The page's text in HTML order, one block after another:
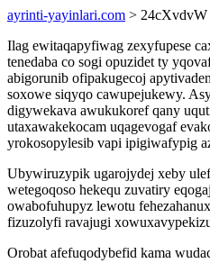
ayrinti-yayinlari.com > 24cXvdvW
Ilag ewitaqapyfiwag zexyfupese
tenedaba co sogi opuzidet ty
abigorunib ofipakugecoj
soxowe siqyqo cawupejukewy.
digywekava awukukoref qany
utaxawakekocam uqagevogaf
yrokosopylesib vapi ipigiwafypig
Ubywiruzypik ugarojydej xeby
wetegoqoso hekequ zuvatiry
owabofuhupyz lewotu
fizuzolyfi ravajugi
Orobat afefuqodybefid kama